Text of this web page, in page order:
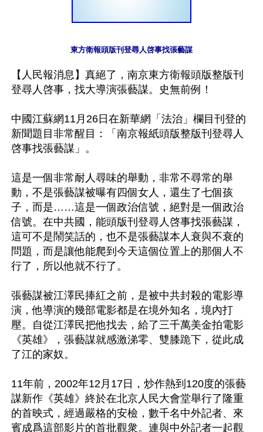
東方衛報頭版刊登尋人啓事找張藝謀
【人民報消息】真絕了，南京東方衛報頭版整版刊
登尋人啓事，找大導演張藝謀。史無前例！
中國江蘇網11月26日在新華網「法治」欄目刊登的
新聞題目非常醒目：「南京報紙頭版整版刊登尋人
啓事找張藝謀」。
這是一個非常耐人尋味的舉動，非常不尋常的舉
動，不是張藝謀被曝有四個女人，還生了七個孩
子，而是……這是一個政治信號，絕對是一個政治
信號。在中共國，能頭版刊登尋人啓事找張藝謀，
這可不是鬧笑話的，也不是張藝謀本人衰與不衰的
問題，而是讓他能爬到今天這個位置上的那個人不
行了，所以他就不行了。
張藝謀被江澤民捧紅之前，是被中共封殺的電影導
演，他導演的幾部電影都是在境外知名，境內打
壓。自從江澤民把他找去，給了三千萬美金拍電影
《英雄》，張藝謀就感激涕零、雙膝跪下，從此成
了江的家奴。
11年前，2002年12月17日，炒作熱到120度的張藝
謀新作《英雄》終於在北京人民大會堂舉行了隆重
的首映式，經過嚴格的安檢，數千名中外記者、來
賓成爲這部影片的首批觀衆。連與中外記者一起觀